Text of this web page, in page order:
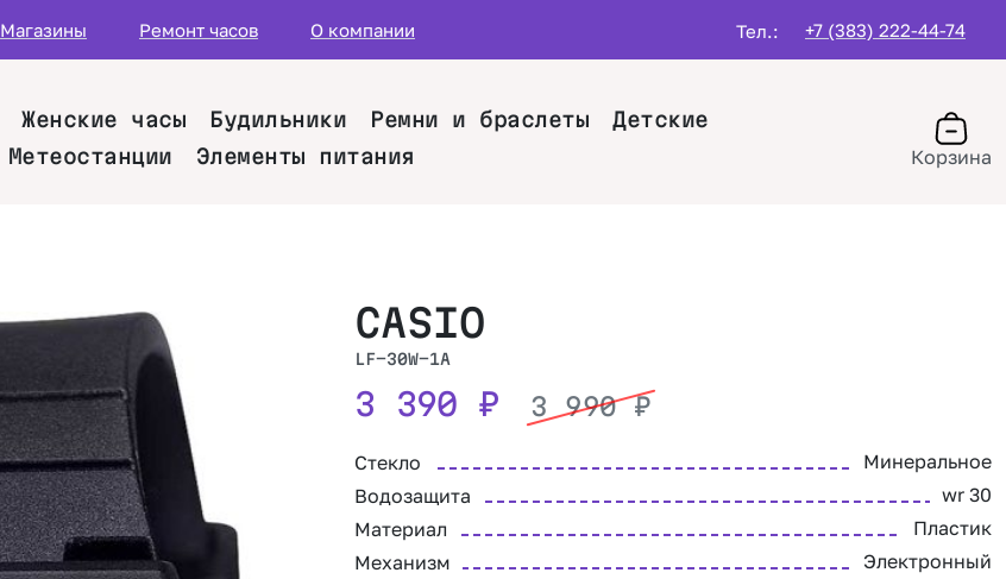
Магазины Ремонт часов О компании Тел.: +7 (383) 222-44-74
Женские часы Будильники Ремни и браслеты
Детские
Метеостанции Элементы питания Корзина
CASIO
LF-30W-1A
3 390 ₽ 3 990₽
Стекло
Минеральное
Водозащита
wr 30
Материал
Пластик
Механизм
Электронный